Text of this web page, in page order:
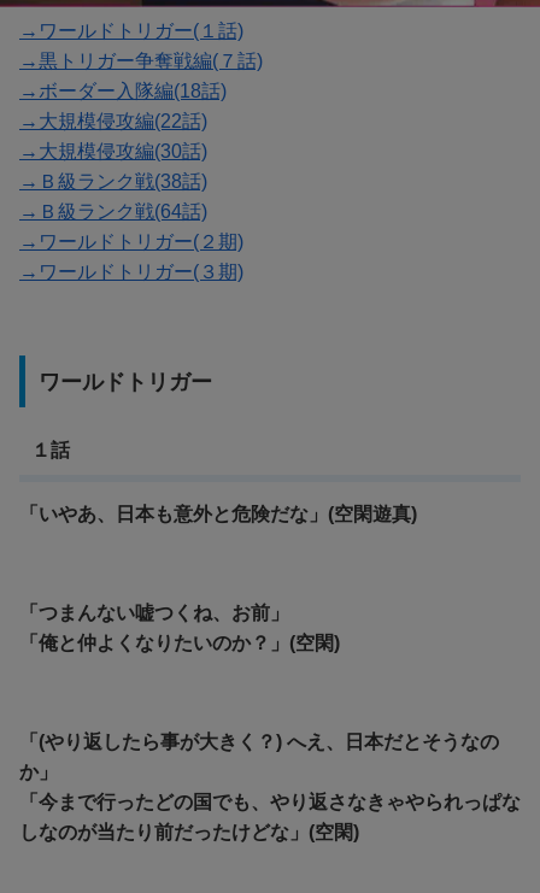
→ワールドトリガー(１話)
→黒トリガー争奪戦編(７話)
→ボーダー入隊編(18話)
→大規模侵攻編(22話)
→大規模侵攻編(30話)
→Ｂ級ランク戦(38話)
→Ｂ級ランク戦(64話)
→ワールドトリガー(２期)
→ワールドトリガー(３期)
ワールドトリガー
１話
「いやあ、日本も意外と危険だな」(空閑遊真)
「つまんない嘘つくね、お前」
「俺と仲よくなりたいのか？」(空閑)
「(やり返したら事が大きく？) へえ、日本だとそうなの
か」
「今まで行ったどの国でも、やり返さなきゃやられっぱな
しなのが当たり前だったけどな」(空閑)